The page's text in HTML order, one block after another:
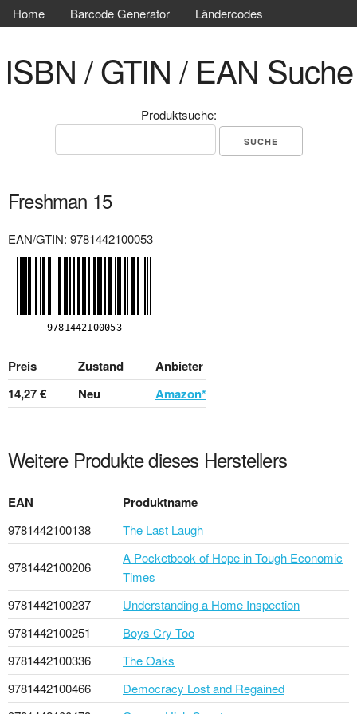
Home Barcode Generator Ländercodes
ISBN / GTIN / EAN Suche
Produktsuche:
Freshman 15
EAN/GTIN: 9781442100053
Preis Zustand
Anbieter
14,27 €
Neu Amazon*
Weitere Produkte dieses Herstellers
EAN Produktname
9781442100138 The Last Laugh
9781442100206
A Pocketbook of Hope in Tough Economic
Times
9781442100237
Understanding a Home Inspection
9781442100251
Boys Cry Too
9781442100336
The Oaks
9781442100466
Democracy Lost and Regained